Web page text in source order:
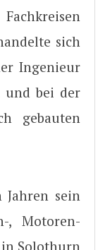
sich
Ingenieur
und bei der
gebauten
Jahren sein
, Motoren-
in Solothurn